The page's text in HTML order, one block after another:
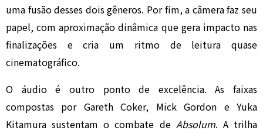
uma fusão desses dois gêneros. Por fim, a câmera faz seu
papel, com aproximação dinâmica que gera impacto nas
finalizações e cria um ritmo de leitura quase
cinematográfico.
O áudio é outro ponto de excelência. As faixas
compostas por Gareth Coker, Mick Gordon e Yuka
Kitamura sustentam o combate de Absolum. A trilha